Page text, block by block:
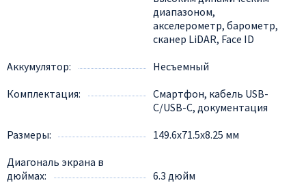
диапазоном,
акселерометр, барометр,
сканер LiDAR, Face ID
Аккумулятор
Несъемный
Комплектация
Смартфон, кабель USB-
С/USB-С, документация
Размеры
149.6x71.5x8.25 мм
Диагональ экрана в
дюймах
6.3 дюйм